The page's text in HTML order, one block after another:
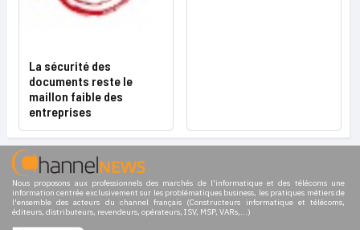
La sécurité des
documents reste le
maillon faible des
entreprises
Nous proposons aux professionnels des marchés de l'informatique et des télécoms une
information centrée exclusivement sur les problématiques business, les pratiques métiers de
l'ensemble des acteurs du channel français (Constructeurs informatique et télécoms,
éditeurs, distributeurs, revendeurs, opérateurs, ISV, MSP, VARs,...)